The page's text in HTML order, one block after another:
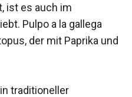
ist es auch im
Pulpo a la gallega
der mit Paprika und
traditioneller